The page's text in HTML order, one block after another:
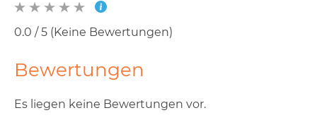
0.0 / 5 (Keine Bewertungen)
Bewertungen
Es liegen keine Bewertungen vor.